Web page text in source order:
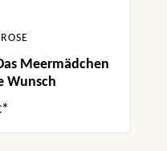
Meermädchen
Wunsch